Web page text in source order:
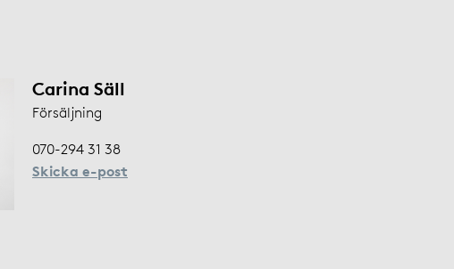
Carina Säll
Försäljning
070-294 31 38
Skicka e-post